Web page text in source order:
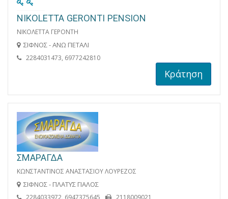
NIKOLETTA GERONTI PENSION
ΝΙΚΟΛΕΤΤΑ ΓΕΡΟΝΤΗ
ΣΙΦΝΟΣ - ΑΝΩ ΠΕΤΑΛΙ
2284031473, 6977242810
Κράτηση
ΣΜΑΡΑΓΔΑ
ΚΩΝΣΤΑΝΤΙΝΟΣ ΑΝΑΣΤΑΣΙΟΥ ΛΟΥΡΕΖΟΣ
ΣΙΦΝΟΣ - ΠΛΑΤΥΣ ΓΙΑΛΟΣ
2284033972, 6947375645 2118009021